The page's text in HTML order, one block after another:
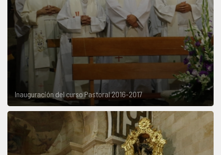
Inauguración del curso Pastoral 2016-2017